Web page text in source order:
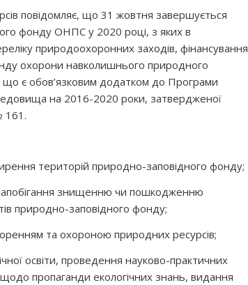
повідомляє, що 31 жовтня завершується
фонду ОНПС у 2020 році, з яких в
природоохоронних заходів, фінансування
охорони навколишнього природного
є обов’язковим додатком до Програми
на 2016-2020 роки, затвердженої
161.
територій природно-заповідного фонду;
знищенню чи пошкодженню
природно-заповідного фонду;
та охороною природних ресурсів;
освіти, проведення науково-практичних
щодо пропаганди екологічних знань, видання